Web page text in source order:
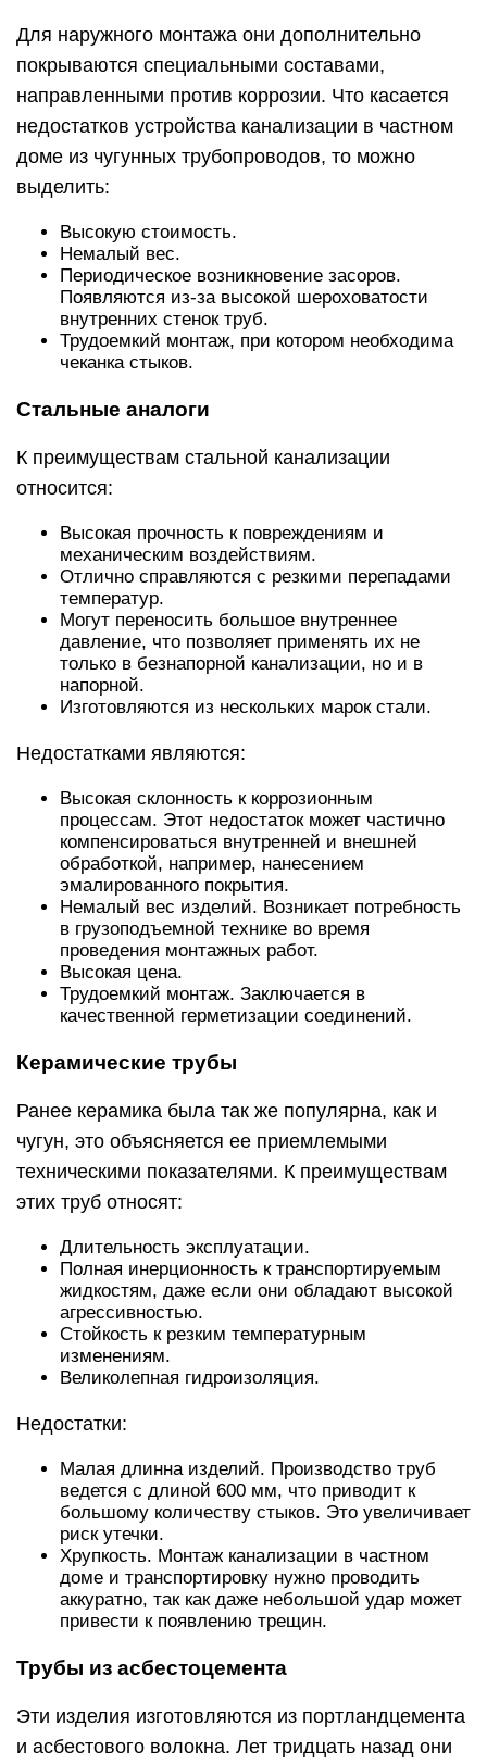
Для наружного монтажа они дополнительно
покрываются специальными составами,
направленными против коррозии. Что касается
недостатков устройства канализации в частном
доме из чугунных трубопроводов, то можно
выделить:
Высокую стоимость.
Немалый вес.
Периодическое возникновение засоров.
Появляются из-за высокой шероховатости
внутренних стенок труб.
Трудоемкий монтаж, при котором необходима
чеканка стыков.
Стальные аналоги
К преимуществам стальной канализации
относится:
Высокая прочность к повреждениям и
механическим воздействиям.
Отлично справляются с резкими перепадами
температур.
Могут переносить большое внутреннее
давление, что позволяет применять их не
только в безнапорной канализации, но и в
напорной.
Изготовляются из нескольких марок стали.
Недостатками являются:
Высокая склонность к коррозионным
процессам. Этот недостаток может частично
компенсироваться внутренней и внешней
обработкой, например, нанесением
эмалированного покрытия.
Немалый вес изделий. Возникает потребность
в грузоподъемной технике во время
проведения монтажных работ.
Высокая цена.
Трудоемкий монтаж. Заключается в
качественной герметизации соединений.
Керамические трубы
Ранее керамика была так же популярна, как и
чугун, это объясняется ее приемлемыми
техническими показателями. К преимуществам
этих труб относят:
Длительность эксплуатации.
Полная инерционность к транспортируемым
жидкостям, даже если они обладают высокой
агрессивностью.
Стойкость к резким температурным
изменениям.
Великолепная гидроизоляция.
Недостатки:
Малая длинна изделий. Производство труб
ведется с длиной 600 мм, что приводит к
большому количеству стыков. Это увеличивает
риск утечки.
Хрупкость. Монтаж канализации в частном
доме и транспортировку нужно проводить
аккуратно, так как даже небольшой удар может
привести к появлению трещин.
Трубы из асбестоцемента
Эти изделия изготовляются из портландцемента
и асбестового волокна. Лет тридцать назад они